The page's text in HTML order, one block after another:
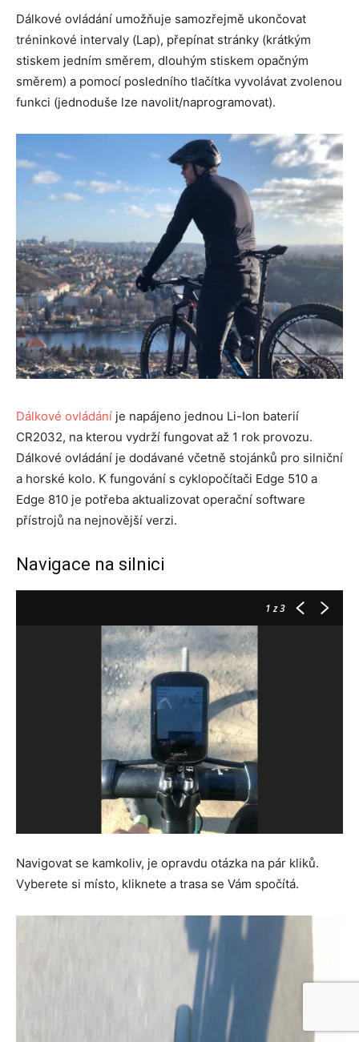
Dálkové ovládání umožňuje samozřejmě ukončovat
tréninkové intervaly (Lap), přepínat stránky (krátkým
stiskem jedním směrem, dlouhým stiskem opačným
směrem) a pomocí posledního tlačítka vyvolávat zvolenou
funkci (jednoduše lze navolit/naprogramovat).
Dálkové ovládání je napájeno jednou Li-Ion baterií
CR2032, na kterou vydrží fungovat až 1 rok provozu.
Dálkové ovládání je dodávané včetně stojánků pro silniční
a horské kolo. K fungování s cyklopočítači Edge 510 a
Edge 810 je potřeba aktualizovat operační software
přístrojů na nejnovější verzi.
Navigace na silnici
1z 3
Navigovat se kamkoliv, je opravdu otázka na pár kliků.
Vyberete si místo, kliknete a trasa se Vám spočítá.